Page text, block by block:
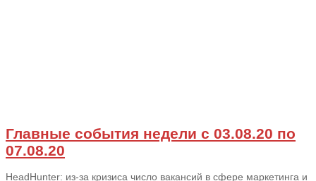
Главные события недели с 03.08.20 по
07.08.20
HeadHunter: из-за кризиса число вакансий в сфере маркетинга и